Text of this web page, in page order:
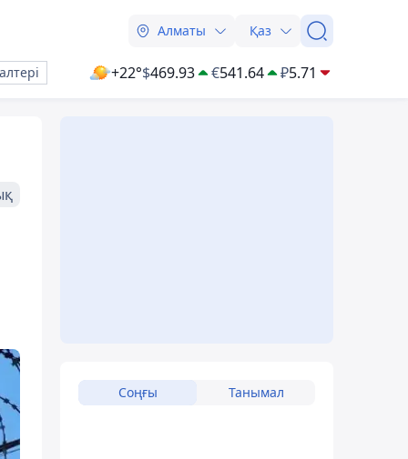
Алматы Қаз
+22°$469.93 €541.64 ₽5.71
Соңғы Танымал